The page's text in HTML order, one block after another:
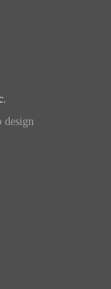
design